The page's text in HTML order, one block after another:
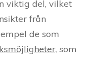
viktig del, vilket
från
de som
, som